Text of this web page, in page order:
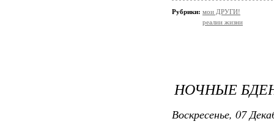
Рубрики: мои ДРУГИ!
реалии жизни
НОЧНЫЕ
Воскресенье, 07